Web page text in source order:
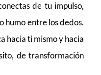
de tu impulso,
humo entre los dedos.
hacia ti mismo y hacia
de transformación